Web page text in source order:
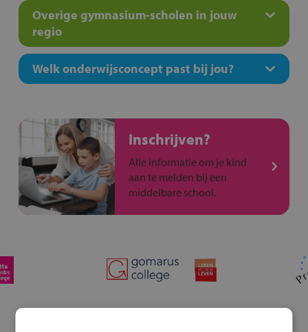
Overige gymnasium-scholen in jouw
regio
Welk onderwijsconcept past bij jou?
Inschrijven?
Alle informatie om je kind
aan te melden bij een
middelbare school.